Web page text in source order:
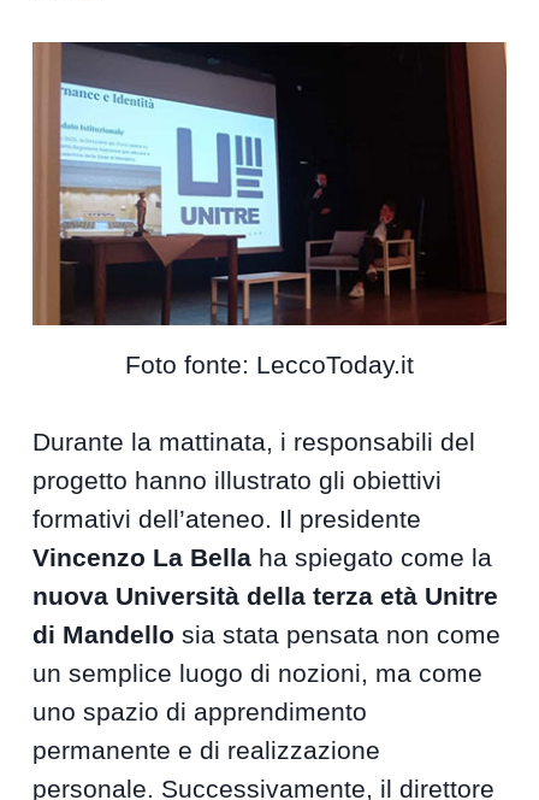
Foto fonte: LeccoToday.it
Durante la mattinata, i responsabili del
progetto hanno illustrato gli obiettivi
formativi dell’ateneo. Il presidente
Vincenzo La Bella ha spiegato come la
nuova Università della terza età Unitre
di Mandello sia stata pensata non come
un semplice luogo di nozioni, ma come
uno spazio di apprendimento
permanente e di realizzazione
personale. Successivamente, il direttore